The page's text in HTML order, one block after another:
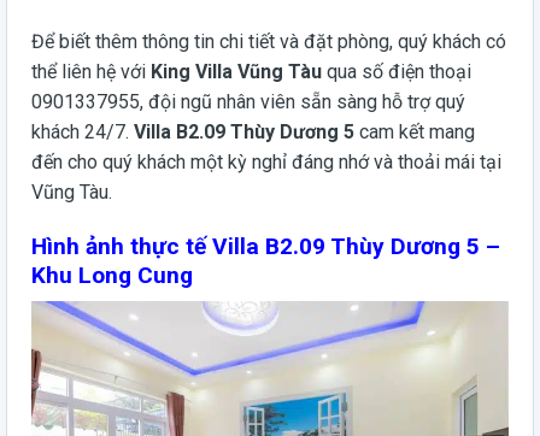
Để biết thêm thông tin chi tiết và đặt phòng, quý khách có
thể liên hệ với King Villa Vũng Tàu qua số điện thoại
0901337955, đội ngũ nhân viên sẵn sàng hỗ trợ quý
khách 24/7. Villa B2.09 Thùy Dương 5 cam kết mang
đến cho quý khách một kỳ nghỉ đáng nhớ và thoải mái tại
Vũng Tàu.
Hình ảnh thực tế Villa B2.09 Thùy Dương 5 –
Khu Long Cung